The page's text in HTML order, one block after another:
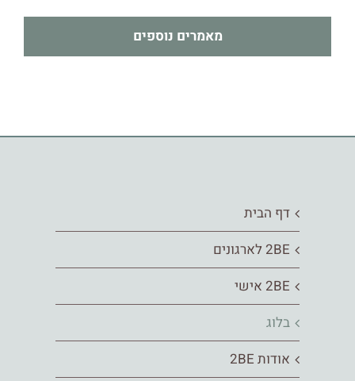
מאמרים נוספים
דף הבית
2BE לארגונים
2BE אישי
בלוג
אודות 2BE